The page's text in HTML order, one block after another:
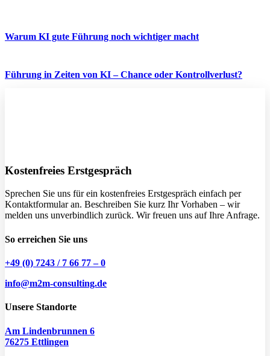
Warum KI gute Führung noch wichtiger macht
Führung in Zeiten von KI – Chance oder Kontrollverlust?
Kostenfreies Erstgespräch
Sprechen Sie uns für ein kostenfreies Erstgespräch einfach per
Kontaktformular an. Beschreiben Sie kurz Ihr Vorhaben – wir
melden uns unverbindlich zurück. Wir freuen uns auf Ihre Anfrage.
So erreichen Sie uns
+49 (0) 7243 / 7 66 77 – 0
info@m2m-consulting.de
Unsere Standorte
Am Lindenbrunnen 6
76275 Ettlingen